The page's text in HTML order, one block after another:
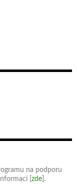
na podporu
[ zde ].